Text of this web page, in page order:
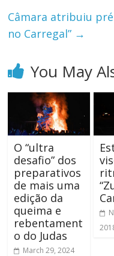
Câmara atribuiu
no Carregal” →
You May
O “ultra
desafio” dos
preparativos
de mais uma
edição da
queima e
rebentament
o do Judas
March 29, 2024